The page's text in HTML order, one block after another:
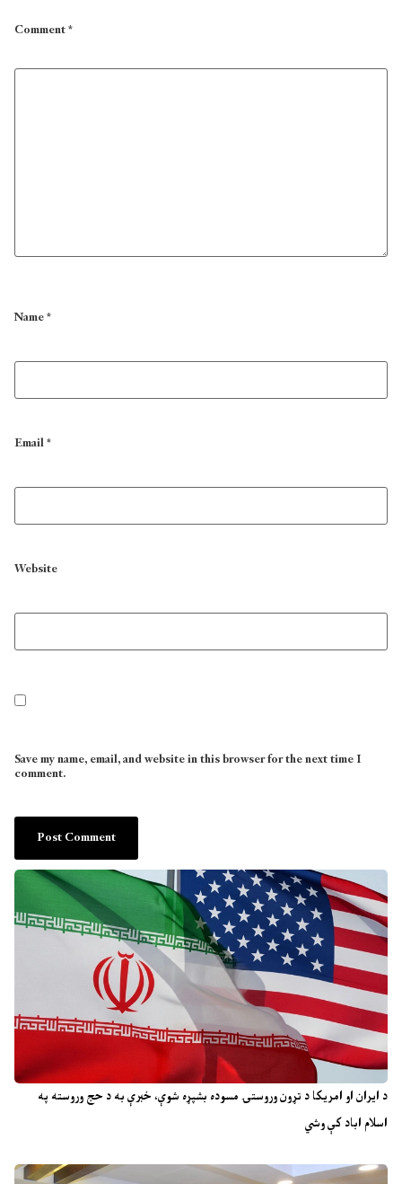
د ایران او امریکا د تړون وروستۍ مسوده بشپړه شوې، خبرې به د حج وروسته په
اسلام اباد کې وشي
Comment*
Name*
Email*
Website
Save my name, email, and website in this browser for the next time I
comment.